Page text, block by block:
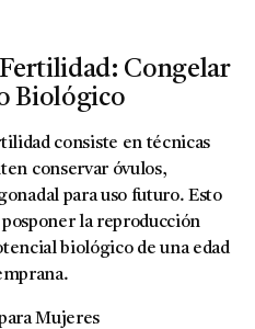
Congelar
Biológico
consiste en técnicas
conservar óvulos,
para uso futuro. Esto
la reproducción
biológico de una edad
Mujeres